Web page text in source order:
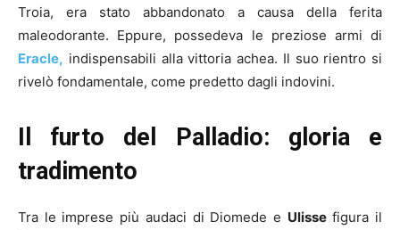
Troia, era stato abbandonato a causa della ferita
maleodorante. Eppure, possedeva le preziose armi di
Eracle, indispensabili alla vittoria achea. Il suo rientro si
rivelò fondamentale, come predetto dagli indovini.
Il furto del Palladio: gloria e
tradimento
Tra le imprese più audaci di Diomede e Ulissefigura il